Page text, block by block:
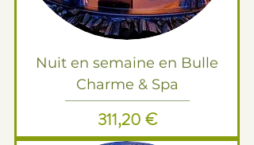
Nuit en semaine en Bulle
Charme & Spa
Prix
311,20 €